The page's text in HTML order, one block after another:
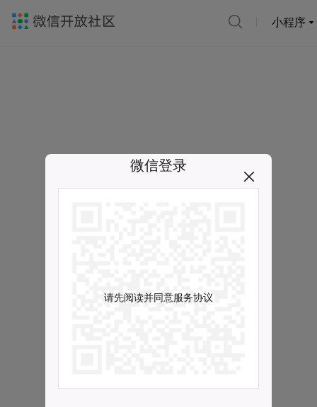
小程序
微信登录
请先阅读并同意服务协议